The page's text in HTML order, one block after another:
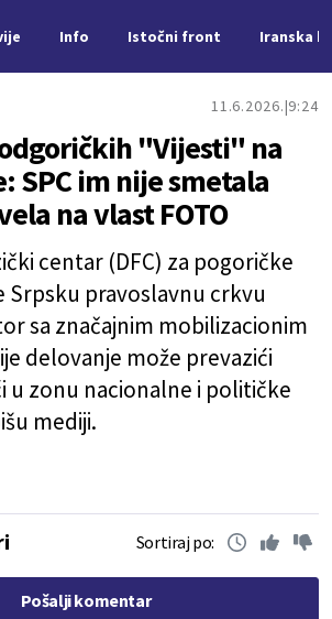
Info Istočni front Iranska
11.6.2026. 9:24
"Vijesti" na
SPC im nije smetala
na vlast FOTO
centar (DFC) za pogoričke
Srpsku pravoslavnu crkvu
sa značajnim mobilizacionim
delovanje može prevazići
u zonu nacionalne i političke
mediji.
Sortiraj po:
Pošalji komentar